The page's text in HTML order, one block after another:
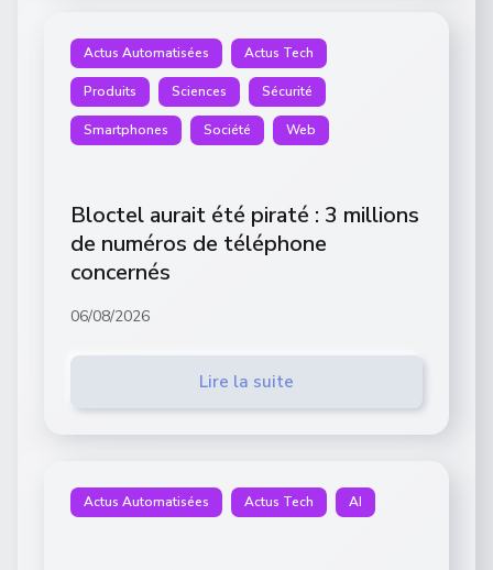
Actus Automatisées Actus Tech
Produits Sciences Sécurité
Smartphones Société Web
Bloctel aurait été piraté : 3 millions
de numéros de téléphone
concernés
06/08/2026
Lire la suite
Actus Automatisées Actus Tech AI